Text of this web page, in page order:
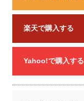
楽天で購入する
Yahoo!で購入する